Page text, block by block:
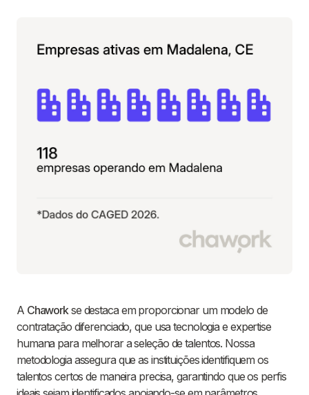
A Chaworkse destaca em proporcionar um modelo de
contratação diferenciado, que usa tecnologia e expertise
humana para melhorar a seleção de talentos. Nossa
metodologia assegura que as instituições identifiquem os
talentos certos de maneira precisa, garantindo que os perfis